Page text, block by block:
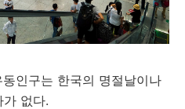
인구는 한국의 명절날이나
가 없다.